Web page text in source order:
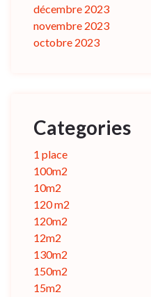
décembre 2023
novembre 2023
octobre 2023
Categories
1 place
100m2
10m2
120 m2
120m2
12m2
130m2
150m2
15m2